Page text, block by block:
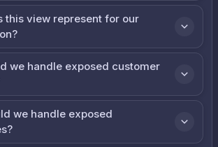
this view represent for our
we handle exposed customer
we handle exposed